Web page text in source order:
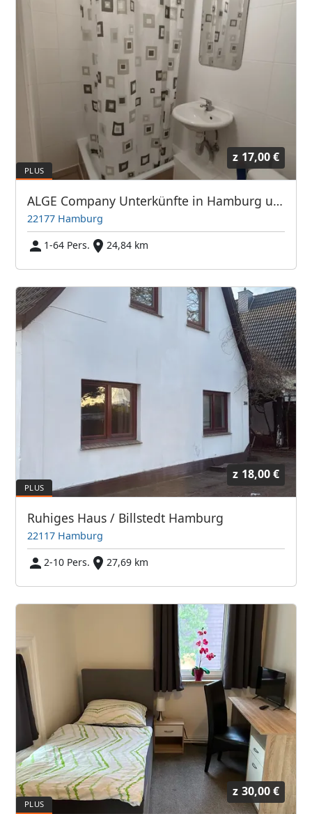
z 17,00 €
ALGE Company Unterkünfte in Hamburg und Umgebung
22177 Hamburg
1-64 Pers.
24,84 km
z 18,00 €
Ruhiges Haus / Billstedt Hamburg
22117 Hamburg
2-10 Pers.
27,69 km
z 30,00 €